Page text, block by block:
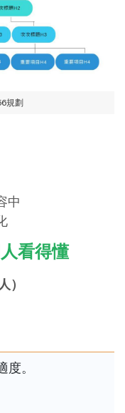
規劃
中
看得懂
）
。